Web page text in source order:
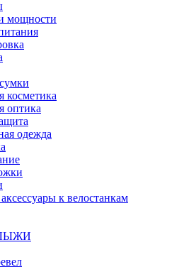
мощности
косметика
оптика
одежда
к велостанкам